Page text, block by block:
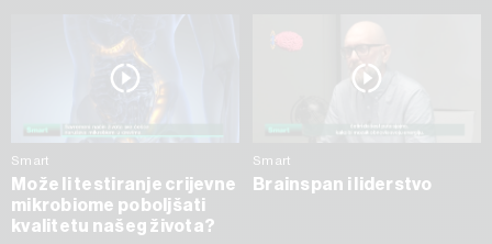
Smart
Može li testiranje crijevne
mikrobiome poboljšati
kvalitetu našeg života?
Smart
Brainspan i liderstvo